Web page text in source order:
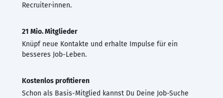
Recruiter·innen.
21 Mio. Mitglieder
Knüpf neue Kontakte und erhalte Impulse für ein
besseres Job-Leben.
Kostenlos profitieren
Schon als Basis-Mitglied kannst Du Deine Job-Suche